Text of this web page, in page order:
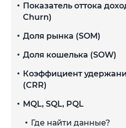
Показатель оттока
Churn)
Доля рынка (SOM)
Доля кошелька (SOW)
Коэффициент
(CRR)
MQL, SQL, PQL
Где найти данные?